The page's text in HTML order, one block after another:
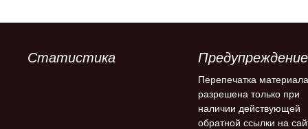
Статистика Предупреждение
Перепечатка материала
разрешена только при
наличии действующей
обратной ссылки на